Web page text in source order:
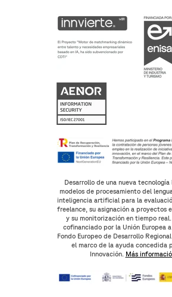
Desarrollo de una nueva tecnología
modelos de procesamiento del
inteligencia artificial para la
freelance, su asignación a proyectos
y su monitorización en tiempo
cofinanciado por la Unión Europea
Fondo Europeo de Desarrollo
el marco de la ayuda concedida
Innovación. Más